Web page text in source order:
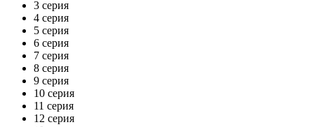
3 серия
4 серия
5 серия
6 серия
7 серия
8 серия
9 серия
10 серия
11 серия
12 серия